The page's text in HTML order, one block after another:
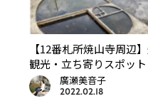
【12番札所焼山寺周辺
観光・立ち寄りスポット
廣瀬美音子
2022.02.18